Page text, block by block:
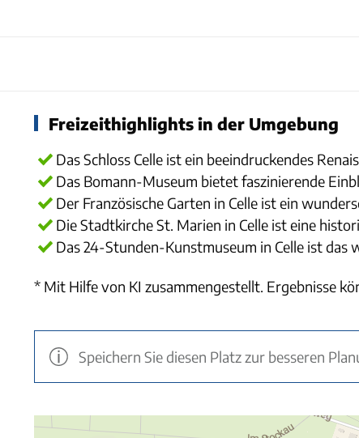
Freizeithighlights in der Umgebung
Das Schloss Celle ist ein beeindruckendes
Das Bomann-Museum bietet faszinierende
Der Französische Garten in Celle ist ein
Die Stadtkirche St. Marien in Celle ist eine
Das 24-Stunden-Kunstmuseum in Celle ist
* Mit Hilfe von KI zusammengestellt. Ergebnisse
Speichern Sie diesen Platz zur besseren